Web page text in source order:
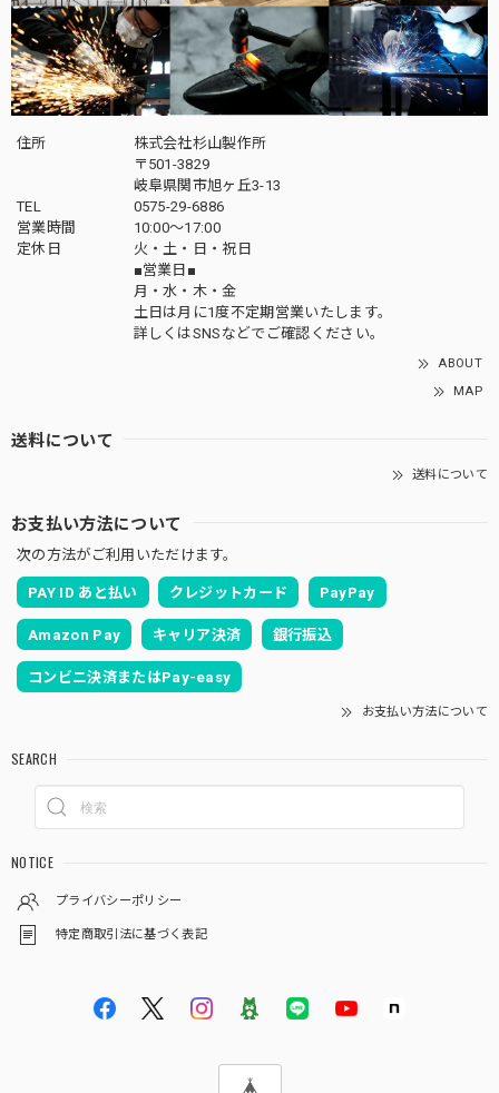
住所
株式会社杉山製作所
〒501-3829
岐阜県関市旭ヶ丘3-13
TEL
0575-29-6886
営業時間
10:00～17:00
定休日
火・土・日・祝日
■営業日■
月・水・木・金
土日は月に1度不定期営業いたします。
詳しくはSNSなどでご確認ください。
ABOUT
MAP
送料について
送料について
お支払い方法について
次の方法がご利用いただけます。
PAY ID あと払い クレジットカード PayPay
Amazon Pay キャリア決済 銀行振込
コンビニ決済またはPay-easy
お支払い方法について
SEARCH
NOTICE
プライバシーポリシー
特定商取引法に基づく表記